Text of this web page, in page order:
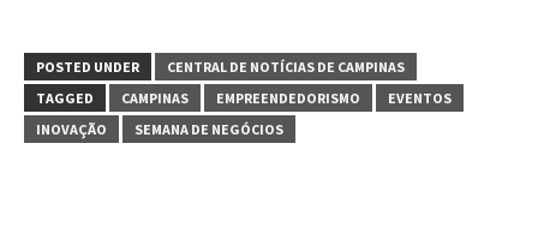
POSTED UNDER
CENTRAL DE NOTÍCIAS DE CAMPINAS
TAGGED
CAMPINAS EMPREENDEDORISMO
EVENTOS
INOVAÇÃO
SEMANA DE NEGÓCIOS